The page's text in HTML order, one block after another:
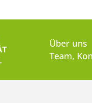
Über uns
Team,